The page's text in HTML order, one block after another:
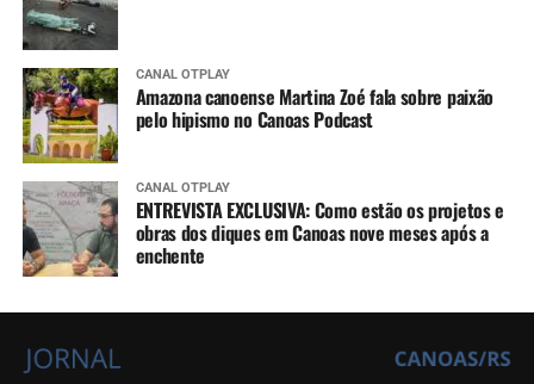
CANAL OTPLAY
Amazona canoense Martina Zoé fala sobre paixão
pelo hipismo no Canoas Podcast
CANAL OTPLAY
ENTREVISTA EXCLUSIVA: Como estão os projetos e
obras dos diques em Canoas nove meses após a
enchente